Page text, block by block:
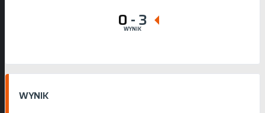
0 -3
WYNIK
WYNIK